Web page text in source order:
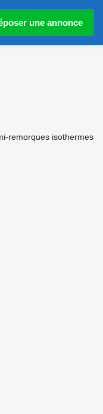
une annonce
remorques isothermes